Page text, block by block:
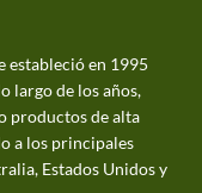
estableció en 1995
largo de los años,
productos de alta
a los principales
Estados Unidos y